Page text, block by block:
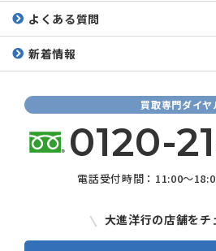
よくある質問
新着情報
買取専門ダイヤ
0120-
電話受付時間：11:00～
大進洋行の店舗をチ